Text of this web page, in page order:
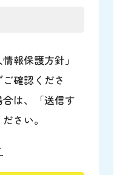
報保護方針」
確認くださ
は、「送信す
さい。